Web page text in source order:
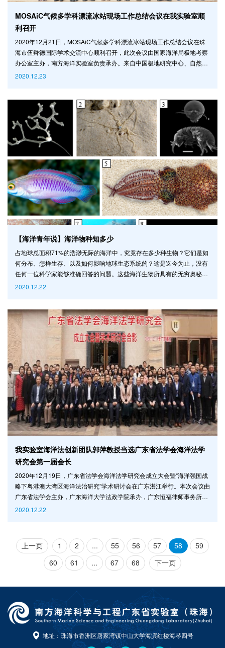
MOSAiC气候多学科漂流冰站现场工作总结会议在我实验室顺
利召开
2020年12月21日，MOSAiC气候多学科漂流冰站现场工作总结会议在珠
海市伍舜德国际学术交流中心顺利召开，此次会议由国家海洋局极地考察
办公室主办，南方海洋实验室负责承办。来自中国极地研究中心、自然资
源部第一海洋研究所和第二海洋研究所等多家科研院所，及相关高等院校
星”号和冰浮标观测体系在北冰洋中央区开展为期一整年的漂流和观测，为
2020.12.23
【海洋青年说】海洋物种知多少
占地球总面积71%的浩渺无际的海洋中，究竟存在多少种生物？它们是如
何分布、怎样生存、以及如何影响地球生态系统的？这是迄今为止，没有
任何一位科学家能够准确回答的问题。这些海洋生物所具有的无穷奥秘，
以及其中所蕴含的新知识、新技术与新产业的潜在价值是人类社会可持续
目录的生物学数据库，由全球数百名科学家共同管理。《世
2020.12.22
我实验室海洋法创新团队郭萍教授当选广东省法学会海洋法学
研究会第一届会长
2020年12月19日，广东省法学会海洋法学研究会成立大会暨“海洋强国战
略下粤港澳大湾区海洋法治研究”学术研讨会在广东湛江举行。本次会议由
广东省法学会主办，广东海洋大学法政学院承办，广东恒福律师事务所、
广东敬海律师事务所与北京大成（广州）律师事务所协办，来自于广东省
洋大学党委副书记林晓敏作欢迎讲话。广东
2020.12.22
上一页 1 2 ... 55 56 57 58
59
60
61 ... 67 68 下一页
地址：珠海市香洲区唐家湾镇中山大学海滨红楼海琴四号